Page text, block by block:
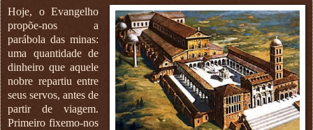
Hoje, o Evangelho
propõe-nos a
parábola das minas:
uma quantidade de
dinheiro que aquele
nobre repartiu entre
seus servos, antes de
partir de viagem.
Primeiro fixemo-nos